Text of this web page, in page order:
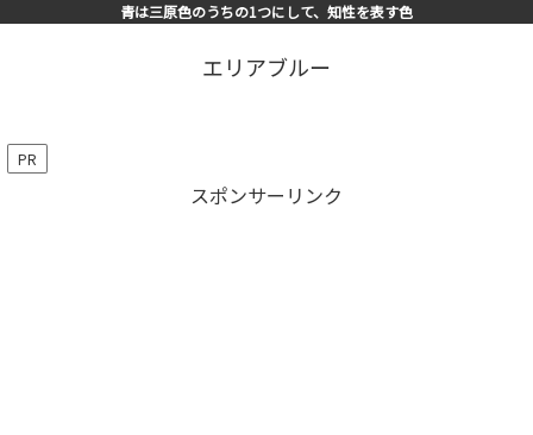
青は三原色のうちの1つにして、知性を表す色
エリアブルー
PR
スポンサーリンク